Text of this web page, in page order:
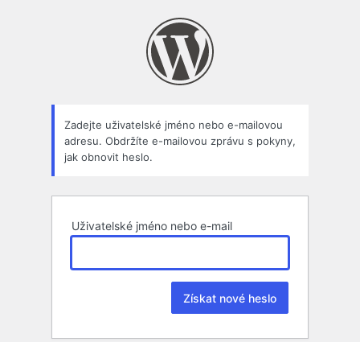
Zadejte uživatelské jméno nebo e-mailovou
adresu. Obdržíte e-mailovou zprávu s pokyny,
jak obnovit heslo.
Uživatelské jméno nebo e-mail